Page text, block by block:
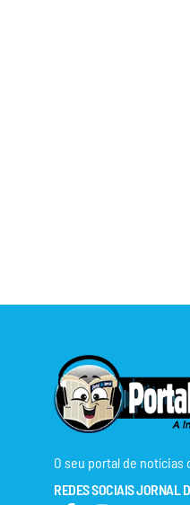
O seu portal de notícias
REDES SOCIAIS JORNAL